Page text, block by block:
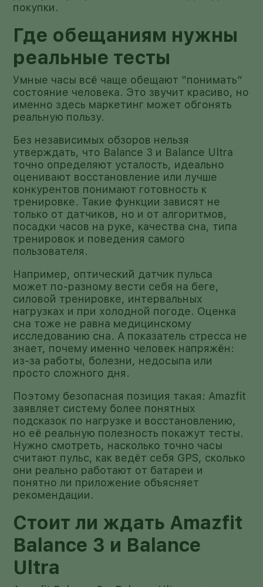
покупки.
Где обещаниям нужны
реальные тесты
Умные часы всё чаще обещают “понимать”
состояние человека. Это звучит красиво, но
именно здесь маркетинг может обгонять
реальную пользу.
Без независимых обзоров нельзя
утверждать, что Balance 3 и Balance Ultra
точно определяют усталость, идеально
оценивают восстановление или лучше
конкурентов понимают готовность к
тренировке. Такие функции зависят не
только от датчиков, но и от алгоритмов,
посадки часов на руке, качества сна, типа
тренировок и поведения самого
пользователя.
Например, оптический датчик пульса
может по-разному вести себя на беге,
силовой тренировке, интервальных
нагрузках и при холодной погоде. Оценка
сна тоже не равна медицинскому
исследованию сна. А показатель стресса не
знает, почему именно человек напряжён:
из-за работы, болезни, недосыпа или
просто сложного дня.
Поэтому безопасная позиция такая: Amazfit
заявляет систему более понятных
подсказок по нагрузке и восстановлению,
но её реальную полезность покажут тесты.
Нужно смотреть, насколько точно часы
считают пульс, как ведёт себя GPS, сколько
они реально работают от батареи и
понятно ли приложение объясняет
рекомендации.
Стоит ли ждать Amazfit
Balance 3 и Balance
Ultra